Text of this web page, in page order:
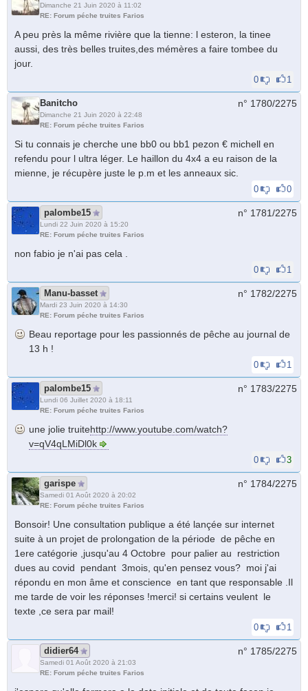
Dimanche 21 Juin 2020 à 11:02
RE: Forum péche truites Farios
A peu près la même rivière que la tienne: l esteron, la tinee
aussi, des très belles truites,des mémères a faire tombee du
jour.
0 1
Banitcho
Dimanche 21 Juin 2020 à 22:48
RE: Forum péche truites Farios
n° 1780/2275
Si tu connais je cherche une bb0 ou bb1 pezon € michell en
refendu pour l ultra léger. Le haillon du 4x4 a eu raison de la
mienne, je récupère juste le p.m et les anneaux sic.
0 0
palombe15
Lundi 22 Juin 2020 à 15:20
RE: Forum péche truites Farios
n° 1781/2275
non fabio je n'ai pas cela .
0 1
Manu-basset
Mardi 23 Juin 2020 à 14:30
RE: Forum péche truites Farios
n° 1782/2275
Beau reportage pour les passionnés de pêche au journal de
13 h !
0 1
palombe15
Lundi 06 Juillet 2020 à 18:11
RE: Forum péche truites Farios
n° 1783/2275
une jolie truitehttp://www.youtube.com/watch?
v=qV4qLMiDl0k
0 3
garispe
Samedi 01 Août 2020 à 20:02
RE: Forum péche truites Farios
n° 1784/2275
Bonsoir! Une consultation publique a été lançée sur internet
suite à un projet de prolongation de la période de pêche en
1ere catégorie ,jusqu'au 4 Octobre pour palier au restriction
dues au covid pendant 3mois, qu'en pensez vous? moi j'ai
répondu en mon âme et conscience en tant que responsable .Il
me tarde de voir les réponses !merci! si certains veulent le
texte ,ce sera par mail!
0 1
didier64
Samedi 01 Août 2020 à 21:03
RE: Forum péche truites Farios
n° 1785/2275